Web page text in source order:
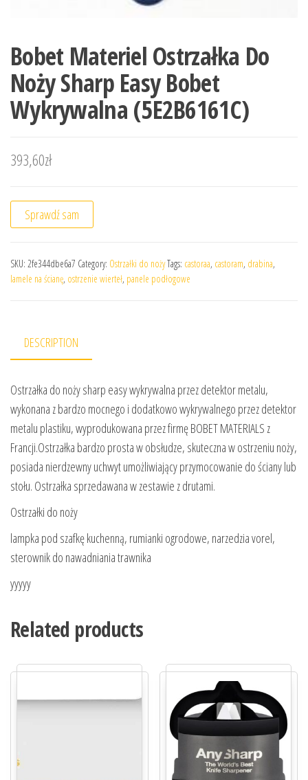
Bobet Materiel Ostrzałka Do
Noży Sharp Easy Bobet
Wykrywalna (5E2B6161C)
393,60zł
Sprawdź sam
SKU: 2fe344dbe6a7 Category: Ostrzałki do nożyTags: castoraa, castoram, drabina,
lamele na ścianę, ostrzenie wierteł, panele podłogowe
DESCRIPTION
Ostrzałka do noży sharp easy wykrywalna przez detektor metalu,
wykonana z bardzo mocnego i dodatkowo wykrywalnego przez detektor
metalu plastiku, wyprodukowana przez firmę BOBET MATERIALS z
Francji.Ostrzałka bardzo prosta w obsłudze, skuteczna w ostrzeniu noży,
posiada nierdzewny uchwyt umożliwiający przymocowanie do ściany lub
stołu. Ostrzałka sprzedawana w zestawie z drutami.
Ostrzałki do noży
lampka pod szafkę kuchenną, rumianki ogrodowe, narzedzia vorel,
sterownik do nawadniania trawnika
yyyyy
Related products